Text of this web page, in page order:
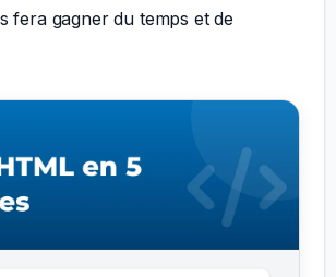
fera gagner du temps et de